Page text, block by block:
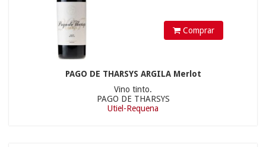
Comprar
PAGO DE THARSYS ARGILA Merlot
Vino tinto.
PAGO DE THARSYS
Utiel-Requena